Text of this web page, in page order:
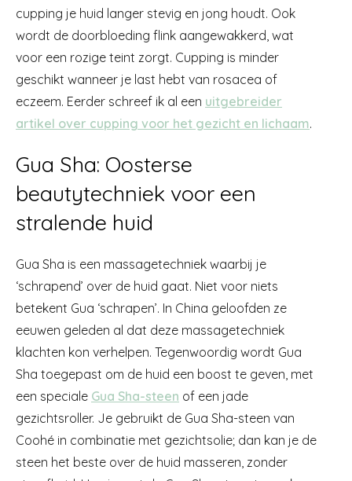
cupping je huid langer stevig en jong houdt. Ook
wordt de doorbloeding flink aangewakkerd, wat
voor een rozige teint zorgt. Cupping is minder
geschikt wanneer je last hebt van rosacea of
eczeem. Eerder schreef ik al een uitgebreider
artikel over cupping voor het gezicht en lichaam.
Gua Sha: Oosterse
beautytechniek voor een
stralende huid
Gua Sha is een massagetechniek waarbij je
‘schrapend’ over de huid gaat. Niet voor niets
betekent Gua ‘schrapen’. In China geloofden ze
eeuwen geleden al dat deze massagetechniek
klachten kon verhelpen. Tegenwoordig wordt Gua
Sha toegepast om de huid een boost te geven, met
een speciale Gua Sha-steen of een jade
gezichtsroller. Je gebruikt de Gua Sha-steen van
Coohé in combinatie met gezichtsolie; dan kan je de
steen het beste over de huid masseren, zonder